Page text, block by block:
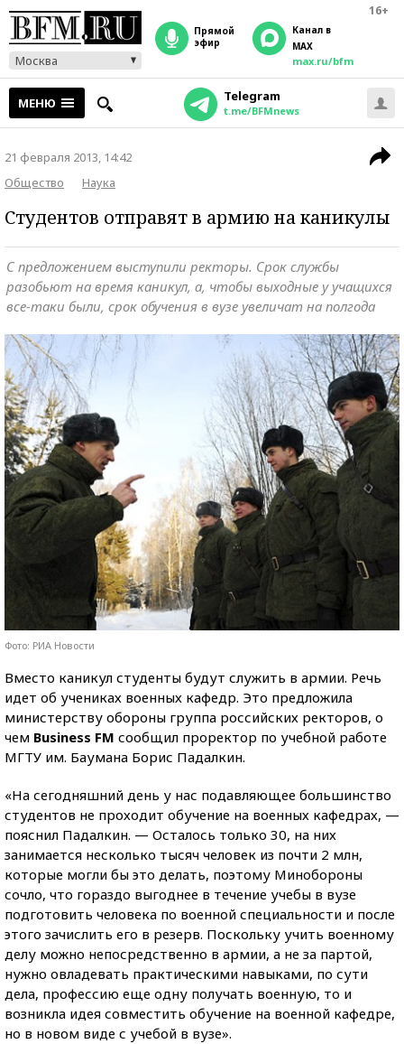
16+
Москва
прямой
эфир
Канал в
MAX
max.ru/bfm
МЕНЮ Telegram
t.me/BFMnews
21 февраля 2013, 14:42
Общество
Наука
Студентов отправят в армию на каникулы
С предложением выступили ректоры. Срок службы
разобьют на время каникул, а, чтобы выходные у учащихся
все-таки были, срок обучения в вузе увеличат на полгода
Фото: РИА Новости
Вместо каникул студенты будут служить в армии. Речь
идет об учениках военных кафедр. Это предложила
министерству обороны группа российских ректоров, о
чем Business FM сообщил проректор по учебной работе
МГТУ им. Баумана Борис Падалкин.
«На сегодняшний день у нас подавляющее большинство
студентов не проходит обучение на военных кафедрах, —
пояснил Падалкин. — Осталось только 30, на них
занимается несколько тысяч человек из почти 2 млн,
которые могли бы это делать, поэтому Минобороны
сочло, что гораздо выгоднее в течение учебы в вузе
подготовить человека по военной специальности и после
этого зачислить его в резерв. Поскольку учить военному
делу можно непосредственно в армии, а не за партой,
нужно овладевать практическими навыками, по сути
дела, профессию еще одну получать военную, то и
возникла идея совместить обучение на военной кафедре,
но в новом виде с учебой в вузе».